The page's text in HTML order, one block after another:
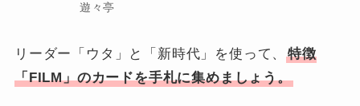
遊々亭
リーダー「ウタ」と「新時代」を使って、特徴
「FILM」のカードを手札に集めましょう。